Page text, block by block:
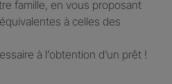
famille, en vous proposant
à celles des
à l’obtention d’un prêt !